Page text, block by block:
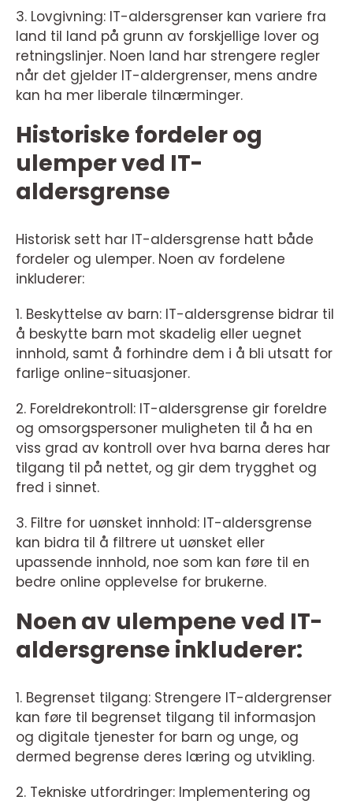
3. Lovgivning: IT-aldersgrenser kan variere fra
land til land på grunn av forskjellige lover og
retningslinjer. Noen land har strengere regler
når det gjelder IT-aldergrenser, mens andre
kan ha mer liberale tilnærminger.
Historiske fordeler og
ulemper ved IT-
aldersgrense
Historisk sett har IT-aldersgrense hatt både
fordeler og ulemper. Noen av fordelene
inkluderer:
1. Beskyttelse av barn: IT-aldersgrense bidrar til
å beskytte barn mot skadelig eller uegnet
innhold, samt å forhindre dem i å bli utsatt for
farlige online-situasjoner.
2. Foreldrekontroll: IT-aldersgrense gir foreldre
og omsorgspersoner muligheten til å ha en
viss grad av kontroll over hva barna deres har
tilgang til på nettet, og gir dem trygghet og
fred i sinnet.
3. Filtre for uønsket innhold: IT-aldersgrense
kan bidra til å filtrere ut uønsket eller
upassende innhold, noe som kan føre til en
bedre online opplevelse for brukerne.
Noen av ulempene ved IT-
aldersgrense inkluderer:
1. Begrenset tilgang: Strengere IT-aldergrenser
kan føre til begrenset tilgang til informasjon
og digitale tjenester for barn og unge, og
dermed begrense deres læring og utvikling.
2. Tekniske utfordringer: Implementering og